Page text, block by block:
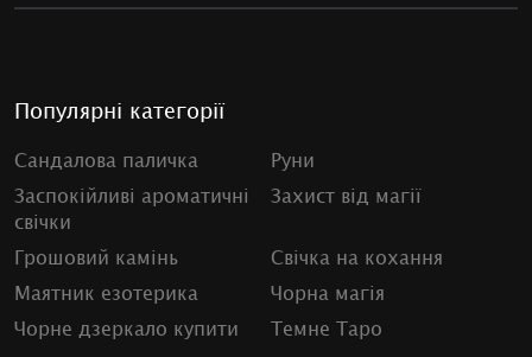
Популярні категорії
Сандалова паличка
Руни
Заспокійливі ароматичні
свічки
Захист від магії
Грошовий камінь
Свічка на кохання
Маятник езотерика
Чорна магія
Чорне дзеркало купити
Темне Таро